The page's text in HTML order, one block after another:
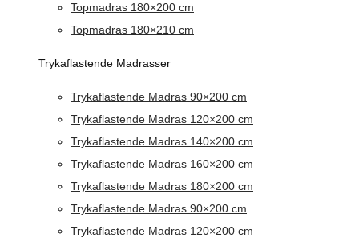
Topmadras 180×200 cm
Topmadras 180×210 cm
Trykaflastende Madrasser
Trykaflastende Madras 90×200 cm
Trykaflastende Madras 120×200 cm
Trykaflastende Madras 140×200 cm
Trykaflastende Madras 160×200 cm
Trykaflastende Madras 180×200 cm
Trykaflastende Madras 90×200 cm
Trykaflastende Madras 120×200 cm